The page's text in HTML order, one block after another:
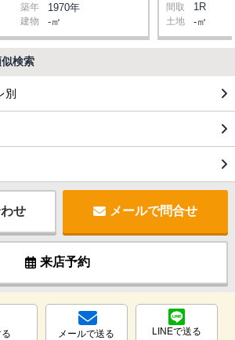
築年 1970年
建物 -㎡
間取 1R
土地 -㎡
検索
別
せ メールで問合せ
来店予約
メールで送る LINEで送る